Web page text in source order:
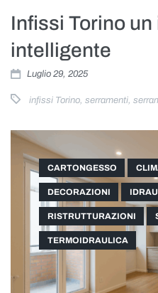
Infissi Torino
intelligente
Luglio 29, 2025
infissi Torino, serramenti,
CARTONGESSO
DECORAZIONI
RISTRUTTURAZIONI
TERMOIDRAULICA